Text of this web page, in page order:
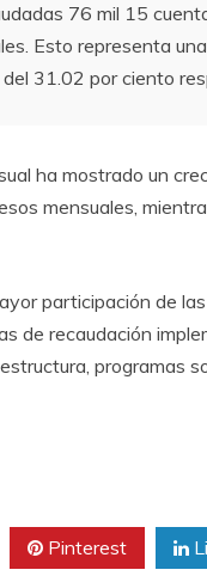
76 mil 15
Esto representa
31.02 por ciento
ha mostrado un
mensuales,
participación de
de recaudación
programas
Pinterest